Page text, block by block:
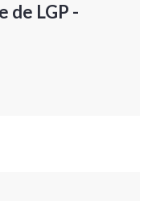
de LGP -